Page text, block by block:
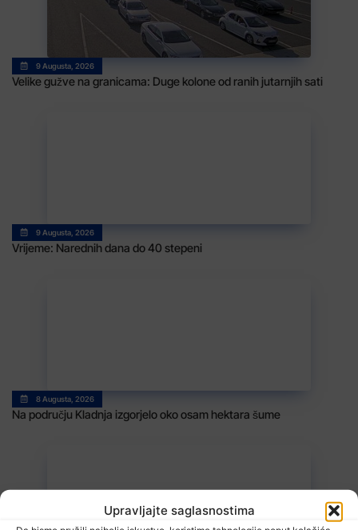
Upravljajte saglasnostima
9 Augusta, 2026
Velike gužve na granicama: Duge kolone od ranih jutarnjih sati
9 Augusta, 2026
Vrijeme: Narednih dana do 40 stepeni
8 Augusta, 2026
Na području Kladnja izgorjelo oko osam hektara šume